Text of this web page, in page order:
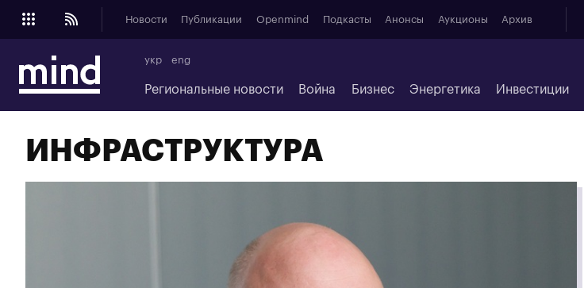
Новости Публикации Openmind Подкасты Анонсы Аукционы Архив
укр eng
Региональные новости Война Бизнес Энергетика Инвестиции
ИНФРАСТРУКТУРА